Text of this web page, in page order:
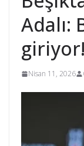
Adalı:
giriyor!
Nisan 11, 2026